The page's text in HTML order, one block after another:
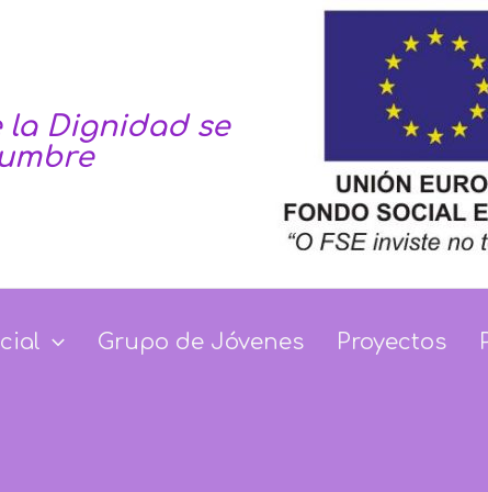
la Dignidad se
Grupo de Jóvenes Proyectos